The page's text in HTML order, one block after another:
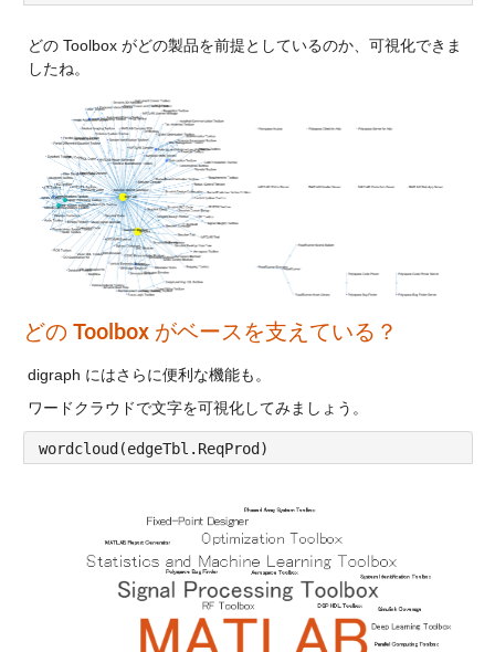
どの Toolbox がどの製品を前提としているのか、可視化できま
したね。
どの Toolbox がベースを支えている？
digraph にはさらに便利な機能も。
ワードクラウドで文字を可視化してみましょう。
wordcloud(edgeTbl.ReqProd)